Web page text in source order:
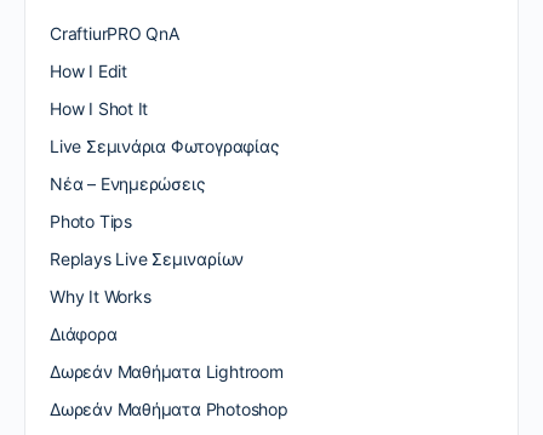
CraftiurPRO QnA
How I Edit
How I Shot It
Live Σεμινάρια Φωτογραφίας
Nέα – Ενημερώσεις
Photo Tips
Replays Live Σεμιναρίων
Why It Works
Διάφορα
Δωρεάν Μαθήματα Lightroom
Δωρεάν Μαθήματα Photoshop